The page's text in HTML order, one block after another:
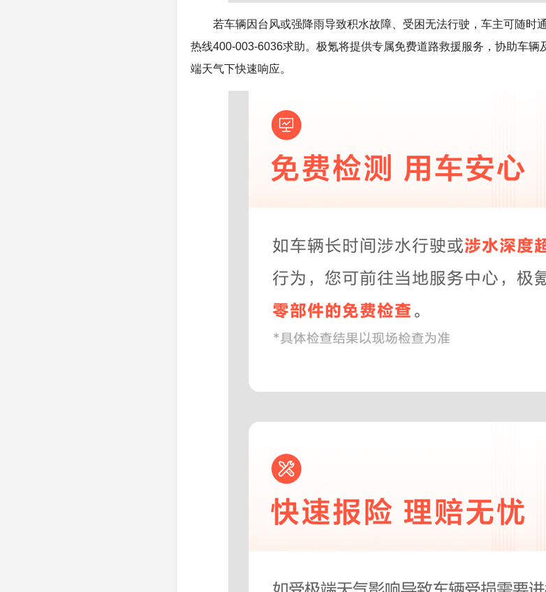
若车辆因台风或强降雨导致积水故障、受困无法行驶，车主可随时
热线400-003-6036求助。极氪将提供专属免费道路救援服务，协助车
端天气下快速响应。